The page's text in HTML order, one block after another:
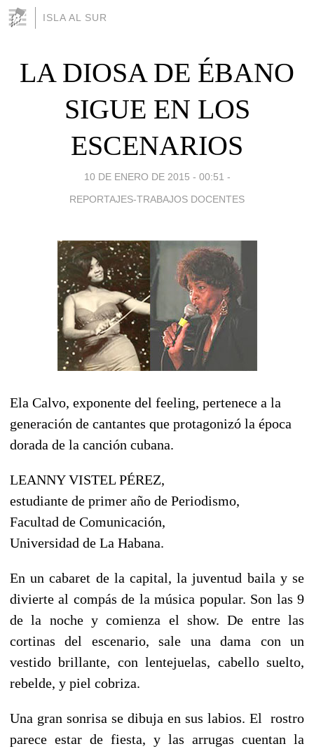
ISLA AL SUR
LA DIOSA DE ÉBANO
SIGUE EN LOS
ESCENARIOS
10 DE ENERO DE 2015 - 00:51 -
REPORTAJES-TRABAJOS DOCENTES
Ela Calvo, exponente del feeling, pertenece a la
generación de cantantes que protagonizó la época
dorada de la canción cubana.
LEANNY VISTEL PÉREZ,
estudiante de primer año de Periodismo,
Facultad de Comunicación,
Universidad de La Habana.
En un cabaret de la capital, la juventud baila y se
divierte al compás de la música popular. Son las 9
de la noche y comienza el show. De entre las
cortinas del escenario, sale una dama con un
vestido brillante, con lentejuelas, cabello suelto,
rebelde, y piel cobriza.
Una gran sonrisa se dibuja en sus labios. El rostro
parece estar de fiesta, y las arrugas cuentan la